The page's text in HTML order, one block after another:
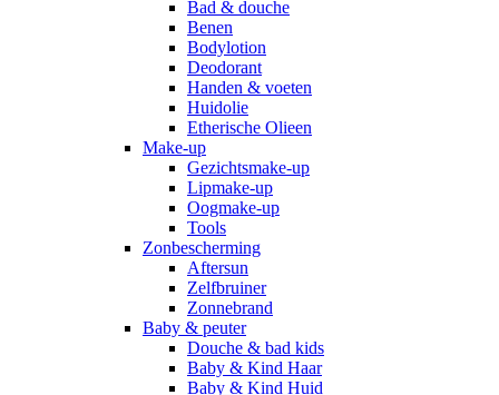
Bad & douche
Benen
Bodylotion
Deodorant
Handen & voeten
Huidolie
Etherische Olieen
Make-up
Gezichtsmake-up
Lipmake-up
Oogmake-up
Tools
Zonbescherming
Aftersun
Zelfbruiner
Zonnebrand
Baby & peuter
Douche & bad kids
Baby & Kind Haar
Baby & Kind Huid